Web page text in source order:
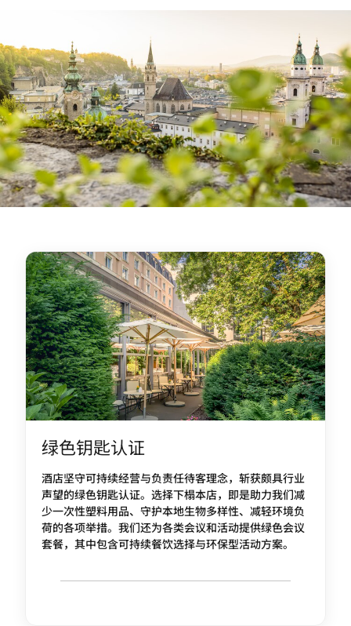
绿色钥匙认证
酒店坚守可持续经营与负责任待客理念，斩获颇具行业
声望的绿色钥匙认证。选择下榻本店，即是助力我们减
少一次性塑料用品、守护本地生物多样性、减轻环境负
荷的各项举措。我们还为各类会议和活动提供绿色会议
套餐，其中包含可持续餐饮选择与环保型活动方案。